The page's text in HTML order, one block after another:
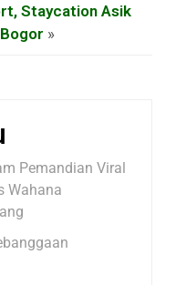
Staycation Asik
»
Pemandian Viral
Wahana